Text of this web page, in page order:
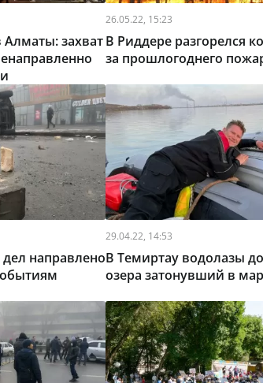
захват
26.05.22, 15:23
В Риддере разгорелся
за прошлогоднего
направлено
29.04.22, 14:53
В Темиртау водолазы
озера затонувший в